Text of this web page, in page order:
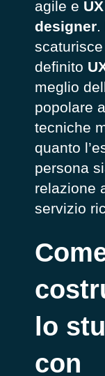
agile e
designer.
definito
meglio
popolare
tecniche
quanto
persona
relazione
servizio
lo
con